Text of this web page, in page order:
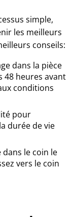
simple,
les meilleurs
conseils:
dans la pièce
48 heures avant
conditions
pour
durée de vie
dans le coin le
vers le coin